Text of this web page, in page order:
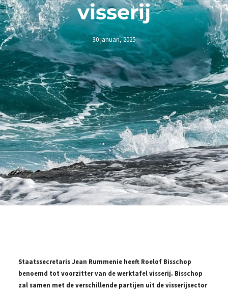
visserij
30 januari, 2025
Staatssecretaris Jean Rummenie heeft Roelof Bisschop
benoemd tot voorzitter van de werktafel visserij. Bisschop
zal samen met de verschillende partijen uit de visserijsector